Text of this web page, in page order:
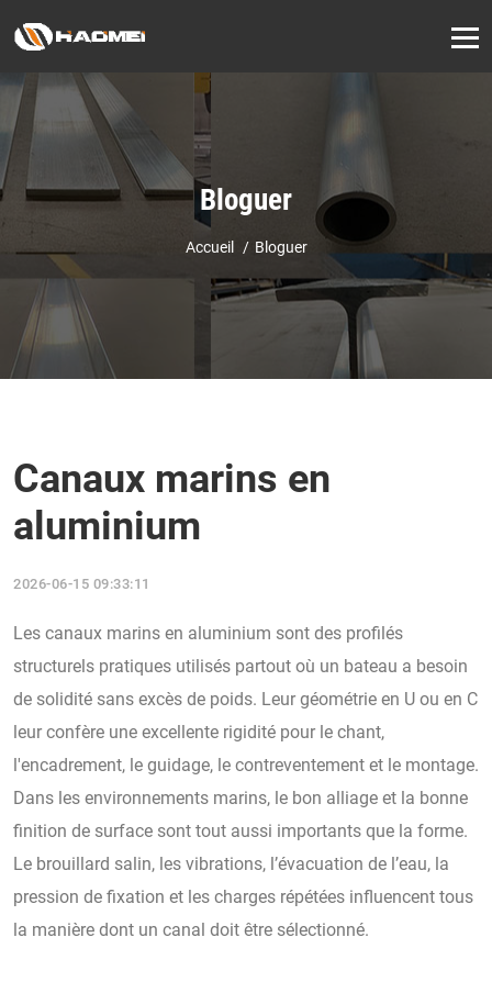
Bloguer
Accueil Bloguer
Canaux marins en
aluminium
2026-06-15 09:33:11
Les canaux marins en aluminium sont des profilés
structurels pratiques utilisés partout où un bateau a besoin
de solidité sans excès de poids. Leur géométrie en U ou en C
leur confère une excellente rigidité pour le chant,
l'encadrement, le guidage, le contreventement et le montage.
Dans les environnements marins, le bon alliage et la bonne
finition de surface sont tout aussi importants que la forme.
Le brouillard salin, les vibrations, l’évacuation de l’eau, la
pression de fixation et les charges répétées influencent tous
la manière dont un canal doit être sélectionné.